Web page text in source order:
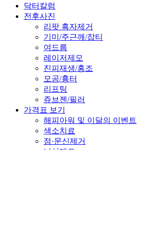
닥터칼럼
전후사진
리팟 흑자제거
기미/주근깨/잡티
여드름
레이저제모
진피재생/홍조
모공/흉터
리프팅
쥬브젠/필러
가격표 보기
해피아워 및 이달의 이벤트
색소치료
점·문신제거
남성제모